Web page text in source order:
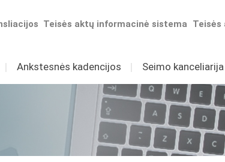
Teisės
Teisės aktų informacinė sistema
I Ankstesnės kadencijos I Seimo kanceliarija